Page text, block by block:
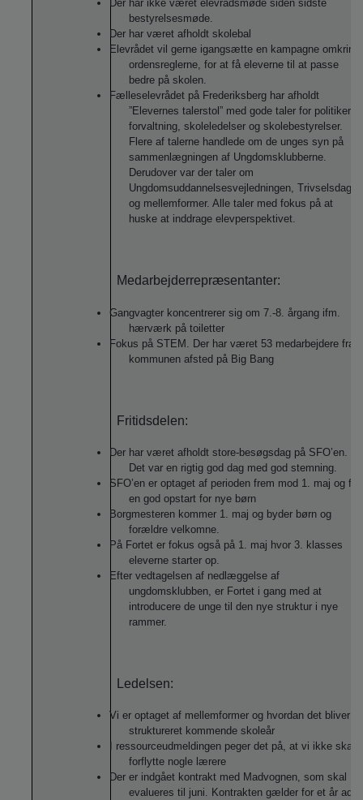
Der har ikke været elevrådsmøde siden sidste
bestyrelsesmøde.
Der har været afholdt skolebal
Elevrådet vil gerne igangsætte en kampagne omkring
ordensreglerne, for at få eleverne til at passe
bedre på skolen.
Fælleselevrådet på Frederiksberg har afholdt
”Elevernes talerstol” med gode taler for politikere,
forvaltning, skoleledelser og skolebestyrelser.
Flere af talerne handlede om de unges syn på
sammenlægningen af Ungdomsklubberne.
Derudover var der taler om
Ungdomsuddannelsesvejledningen, Trivselsdagen
og mellemformer. Alle taler med fokus på at
huske at inddrage elevperspektivet.
Medarbejderrepræsentanter:
Gangvagter koncentrerer sig om 7.-8. årgang ifm.
hærværk på toiletter
Fokus på STEM. Der har været 53 medarbejdere fra
kommunen afsted på Big Bang
Fritidsdelen:
Der har været afholdt store-besøgsdag på SFO’en.
Det var en rigtig god dag med god stemning.
SFO’en er optaget af perioden frem mod 1. maj og få
en god opstart for nye børn
Borgmesteren kommer 1. maj og byder børn og
forældre velkomne.
På Fortet er fokus også på 1. maj hvor 3. klasses
eleverne starter op.
Efter vedtagelsen af nedlæggelse af
ungdomsklubben, er Fortet i gang med at
introducere de unge til den nye struktur i nye
rammer.
Ledelsen:
Vi er optaget af mellemformer og hvordan det bliver
struktureret kommende skoleår
I ressourceudmeldingen peger det på, at vi ikke skal
forflytte nogle lærere
Der er indgået kontrakt med Madvognen, som skal
evalueres til juni. Kontrakten gælder for et år ad